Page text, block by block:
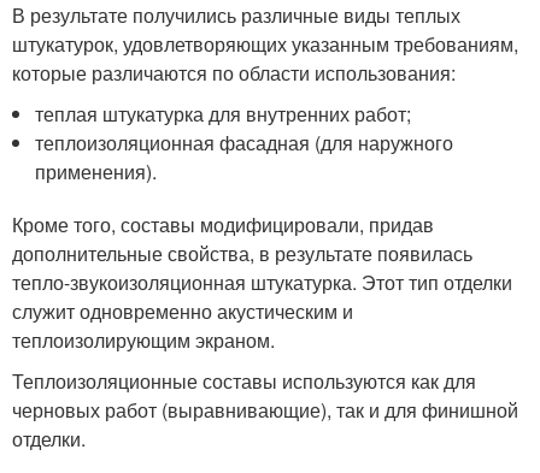
В результате получились различные виды теплых
штукатурок, удовлетворяющих указанным требованиям,
которые различаются по области использования:
теплая штукатурка для внутренних работ;
теплоизоляционная фасадная (для наружного
применения).
Кроме того, составы модифицировали, придав
дополнительные свойства, в результате появилась
тепло-звукоизоляционная штукатурка. Этот тип отделки
служит одновременно акустическим и
теплоизолирующим экраном.
Теплоизоляционные составы используются как для
черновых работ (выравнивающие), так и для финишной
отделки.